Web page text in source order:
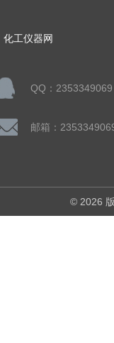
化工仪器网
QQ：2353349069
邮箱：
© 2026